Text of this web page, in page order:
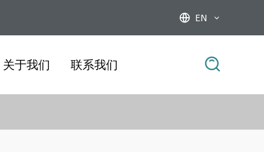
 EN 
关于我们 联系我们 